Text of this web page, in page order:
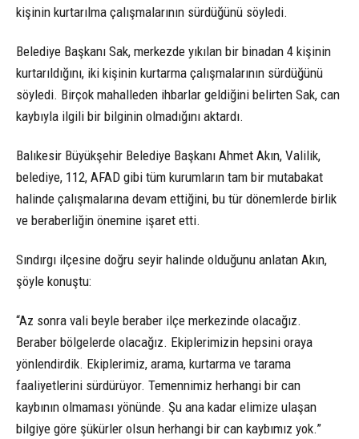
kişinin kurtarılma çalışmalarının sürdüğünü söyledi.
Belediye Başkanı Sak, merkezde yıkılan bir binadan 4 kişinin
kurtarıldığını, iki kişinin kurtarma çalışmalarının sürdüğünü
söyledi. Birçok mahalleden ihbarlar geldiğini belirten Sak, can
kaybıyla ilgili bir bilginin olmadığını aktardı.
Balıkesir Büyükşehir Belediye Başkanı Ahmet Akın, Valilik,
belediye, 112, AFAD gibi tüm kurumların tam bir mutabakat
halinde çalışmalarına devam ettiğini, bu tür dönemlerde birlik
ve beraberliğin önemine işaret etti.
Sındırgı ilçesine doğru seyir halinde olduğunu anlatan Akın,
şöyle konuştu:
“Az sonra vali beyle beraber ilçe merkezinde olacağız.
Beraber bölgelerde olacağız. Ekiplerimizin hepsini oraya
yönlendirdik. Ekiplerimiz, arama, kurtarma ve tarama
faaliyetlerini sürdürüyor. Temennimiz herhangi bir can
kaybının olmaması yönünde. Şu ana kadar elimize ulaşan
bilgiye göre şükürler olsun herhangi bir can kaybımız yok.”